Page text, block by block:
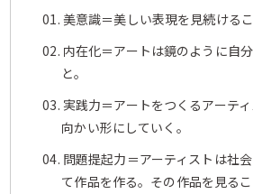
01. 美意識＝美しい表現を見続ける
02. 内在化＝アートは鏡のように自
と。
03. 実践力＝アートをつくるアーテ
向かい形にしていく。
04. 問題提起力＝アーティストは社
て作品を作る。その作品を見る